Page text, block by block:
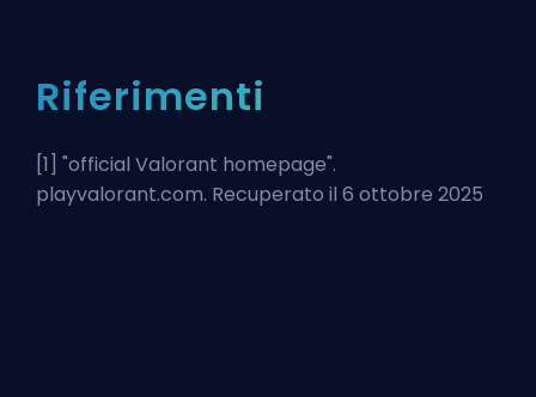
Riferimenti
[1] "official Valorant homepage".
playvalorant.com. Recuperato il 6 ottobre 2025